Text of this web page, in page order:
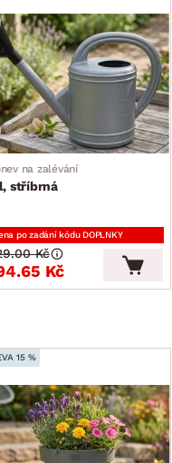
na zalévání
stříbrná
po zadání kódu DOPLNKY
Kč
Kč
15 %